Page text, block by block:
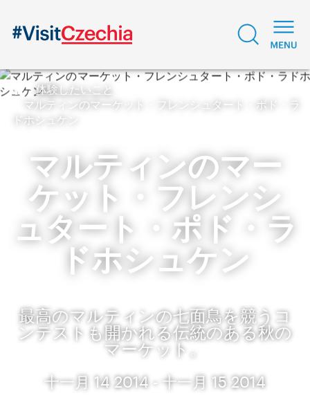
体験したいこと
マルティンのマーケット・フレンシュタート・ポド・ラ
ドホシュケン
マルティンのマー
ケット・フレンシ
ュタート・ポド・ラ
ドホシュケン
最高のマルティンの七面鳥を競うコ
ンテストも開かれる伝統のある秋の
マーケット。
十一月 14 2014 - 十一月 15 2014